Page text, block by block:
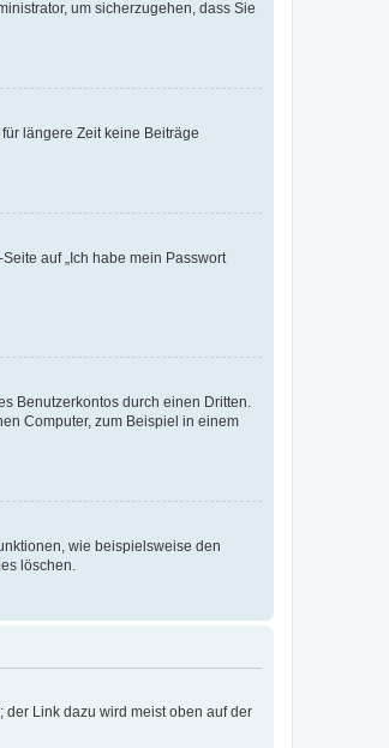
um sicherzugehen, dass Sie
längere Zeit keine Beiträge
auf „Ich habe mein Passwort
Benutzerkontos durch einen Dritten.
Computer, zum Beispiel in einem
wie beispielsweise den
löschen.
Link dazu wird meist oben auf der